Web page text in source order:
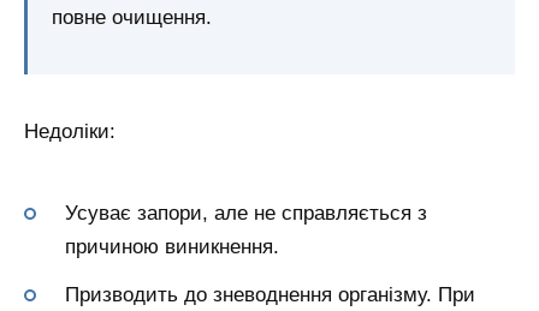
повне очищення.
Недоліки:
Усуває запори, але не справляється з
причиною виникнення.
Призводить до зневоднення організму. При